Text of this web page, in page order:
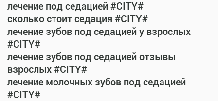
лечение под седацией #CITY#
сколько стоит седация #CITY#
лечение зубов под седацией у взрослых
#CITY#
лечение зубов под седацией отзывы
взрослых #CITY#
лечение молочных зубов под седацией
#CITY#